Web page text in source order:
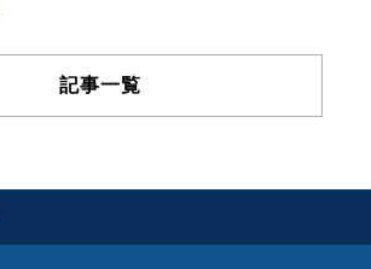
記事一覧